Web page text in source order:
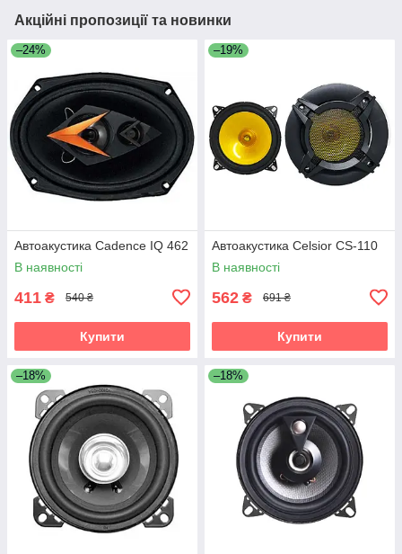
Акційні пропозиції та новинки
–24%
Автоакустика Cadence IQ 462
В наявності
411 ₴ 540 ₴
Купити
–19%
Автоакустика Celsior CS-110
В наявності
562 ₴ 691 ₴
Купити
–18% –18%